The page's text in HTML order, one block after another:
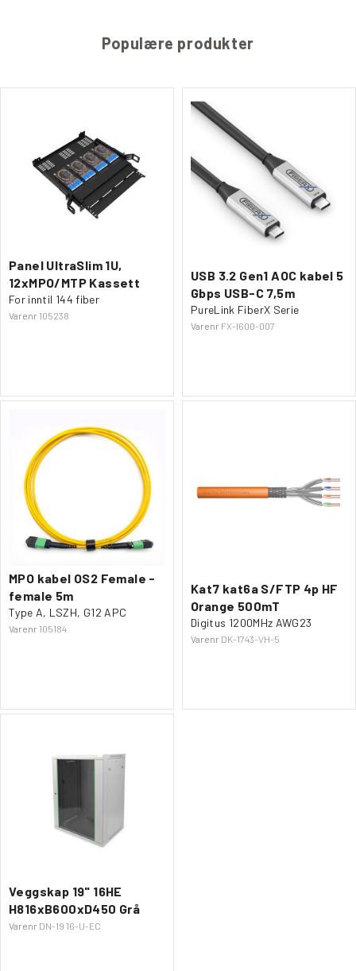
Populære produkter
Panel UltraSlim 1U,
12xMPO/MTP Kassett
For inntil 144 fiber
Varenr 105238
USB 3.2 Gen1 AOC kabel 5
Gbps USB-C 7,5m
PureLink FiberX Serie
Varenr FX-I600-007
MPO kabel OS2 Female -
female 5m
Type A, LSZH, G12 APC
Varenr 105184
Kat7 kat6a S/FTP 4p HF
Orange 500mT
Digitus 1200MHz AWG23
Varenr DK-1743-VH-5
Veggskap 19" 16HE
H816xB600xD450 Grå
Varenr DN-19 16-U-EC